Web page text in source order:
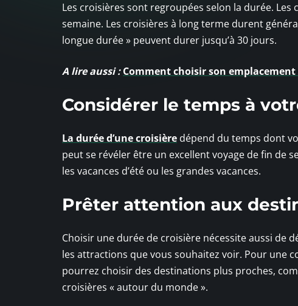
Les croisières sont regroupées selon la durée.
semaine. Les croisières à long terme durent
longue durée » peuvent durer jusqu’à 30 jours.
A lire aussi : Comment choisir son emplacement
Considérer le temps à
La durée d’une croisière dépend du temps dont
peut se révéler être un excellent voyage de fin de
les vacances d’été ou les grandes vacances.
Prêter attention aux
Choisir une durée de croisière nécessite aussi de
les attractions que vous souhaitez voir. Pour une
pourrez choisir des destinations plus proches,
croisières « autour du monde ».